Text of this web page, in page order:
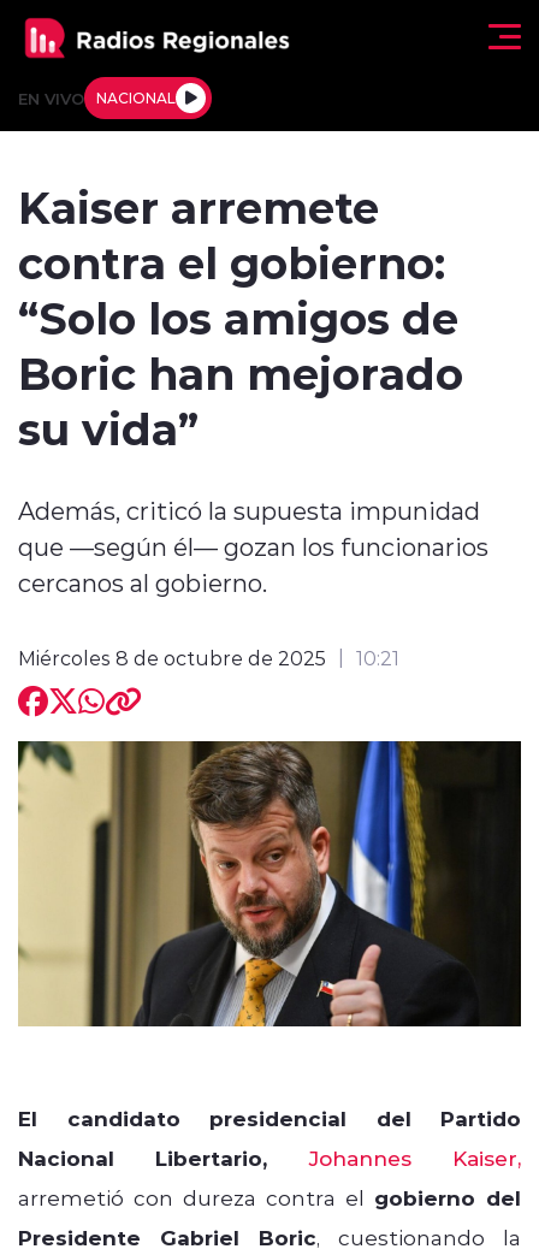
EN VIVO NACIONAL
Deportes
Internacional
Entrevistas
Kaiser arremete
contra el gobierno:
“Solo los amigos de
Boric han mejorado
su vida”
Además, criticó la supuesta impunidad
que —según él— gozan los funcionarios
cercanos al gobierno.
Miércoles 8 de octubre de 2025 10:21
El candidato presidencial del Partido
Nacional Libertario,Johannes Kaiser,
arremetió con dureza contra el gobierno del
Presidente Gabriel Boric, cuestionando la